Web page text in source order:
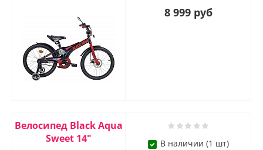
8 999 руб
Велосипед Black Aqua
Sweet 14"
В наличии (1 шт)